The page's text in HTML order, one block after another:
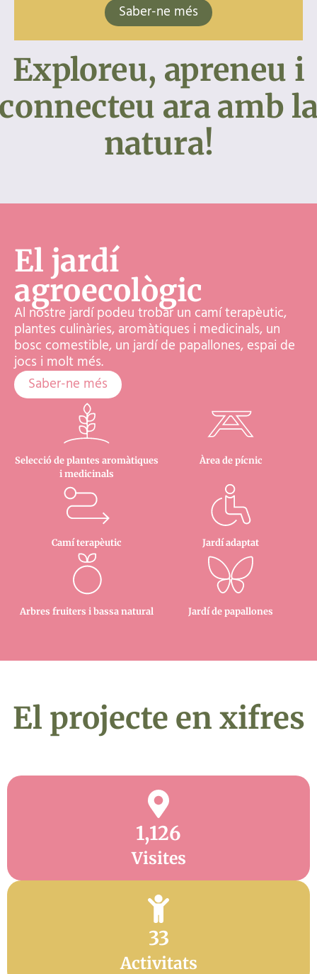
Saber-ne més
Exploreu, apreneu i
ara amb
natura!
El jardí
agroecològic
Al nostre jardí podeu trobar un camí terapèutic,
plantes culinàries, aromàtiques i medicinals, un
bosc comestible, un jardí de papallones, espai de
jocs i molt més.
Saber-ne més
Selecció de plantes aromàtiques
i medicinals
Àrea de pícnic
Camí terapèutic Jardí adaptat
Arbres fruiters i bassa natural Jardí de papallones
El projecte en xifres
1,126
Visites
33
Activitats